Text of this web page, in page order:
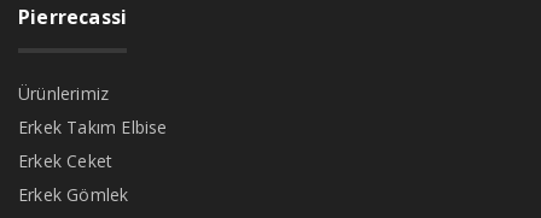
Pierrecassi
Ürünlerimiz
Erkek Takım Elbise
Erkek Ceket
Erkek Gömlek